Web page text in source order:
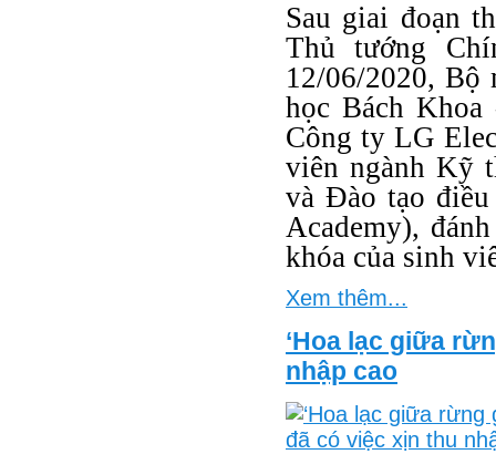
Sau giai đoạn
Thủ tướng
12/06/2020,
học Bách
Công ty LG
viên ngành Kỹ
và Đào tạo
Academy),
khóa của sinh
Xem thêm...
‘Hoa lạc giữa
nhập cao